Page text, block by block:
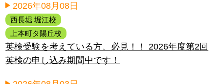
2026年08月08日
西長堀 堀江校
上本町タ陽丘校
英検受験を考えている方、必見！！ 2026年度第2回
英検の申し込み期間中です！